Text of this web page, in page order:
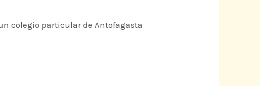
colegio particular de Antofagasta